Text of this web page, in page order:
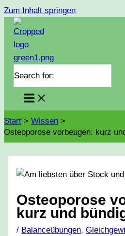
Zum Inhalt springen
Search for:
Start
Wissen
Osteoporose vorbeugen: kurz
Osteoporose
kurz und
/ Balanceübungen,